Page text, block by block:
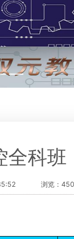
全科班
浏览：